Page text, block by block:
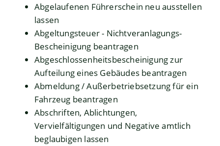
Abgelaufenen Führerschein neu ausstellen
lassen
Abgeltungsteuer - Nichtveranlagungs-
Bescheinigung beantragen
Abgeschlossenheitsbescheinigung zur
Aufteilung eines Gebäudes beantragen
Abmeldung / Außerbetriebsetzung für ein
Fahrzeug beantragen
Abschriften, Ablichtungen,
Vervielfältigungen und Negative amtlich
beglaubigen lassen